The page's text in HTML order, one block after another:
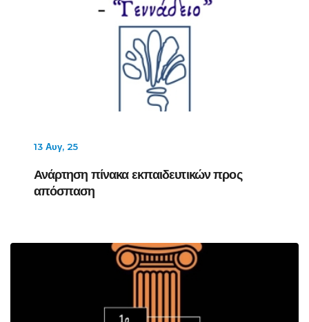
13 Αυγ, 25
Ανάρτηση πίνακα εκπαιδευτικών προς
απόσπαση